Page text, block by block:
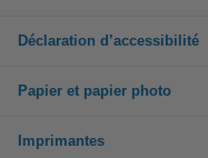
Déclaration d’accessibilité
Papier et papier photo
Imprimantes